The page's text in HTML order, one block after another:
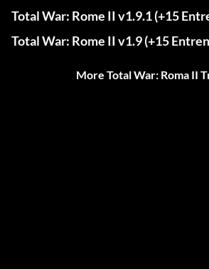
Total War: Rome II v1.9.1 (+15
Total War: Rome II v1.9 (+15
More Total War: Roma II